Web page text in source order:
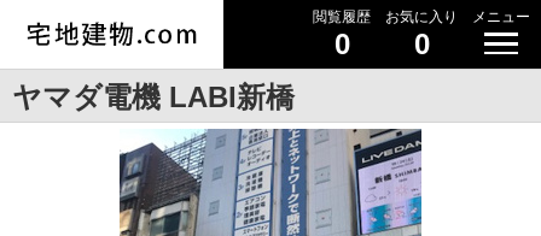
閲覧履歴
0
お気に入り
0
メニュー
ヤマダ電機 LABI新橋